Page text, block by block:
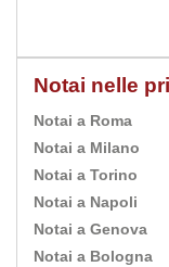
Notai nelle
Notai a Roma
Notai a Milano
Notai a Torino
Notai a Napoli
Notai a Genova
Notai a Bologna